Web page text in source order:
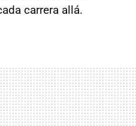
carrera allá.